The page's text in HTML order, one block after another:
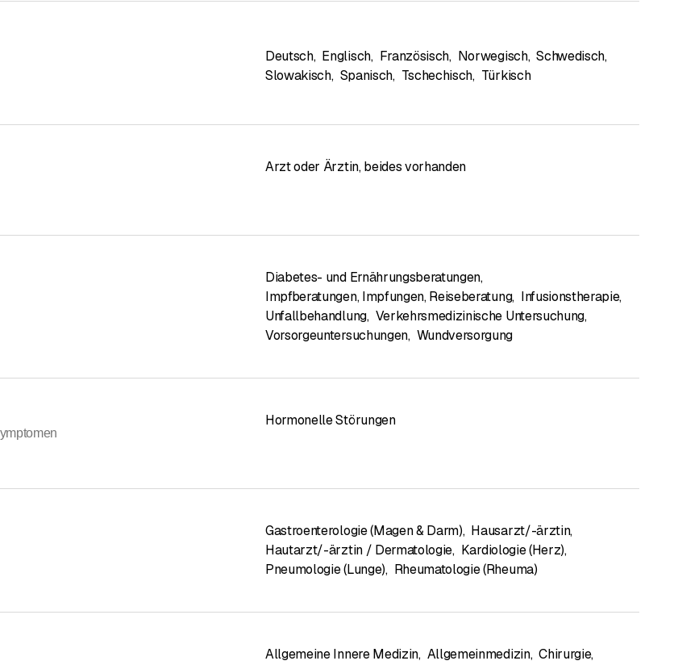
Deutsch, Englisch, Französisch, Norwegisch, Schwedisch,
Slowakisch, Spanisch, Tschechisch, Türkisch
Arzt oder Ärztin, beides vorhanden
Diabetes- und Ernährungsberatungen,
Impfberatungen, Impfungen, Reiseberatung, Infusionstherapie,
Unfallbehandlung, Verkehrsmedizinische Untersuchung,
Vorsorgeuntersuchungen, Wundversorgung
Hormonelle Störungen
Gastroenterologie (Magen & Darm), Hausarzt/-ärztin,
Hautarzt/-ärztin / Dermatologie, Kardiologie (Herz),
Pneumologie (Lunge), Rheumatologie (Rheuma)
Allgemeine Innere Medizin, Allgemeinmedizin, Chirurgie,